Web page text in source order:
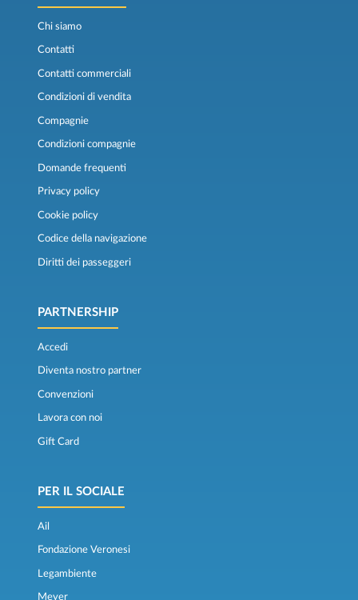
Chi siamo
Contatti
Contatti commerciali
Condizioni di vendita
Compagnie
Condizioni compagnie
Domande frequenti
Privacy policy
Cookie policy
Codice della navigazione
Diritti dei passeggeri
PARTNERSHIP
Accedi
Diventa nostro partner
Convenzioni
Lavora con noi
Gift Card
PER IL SOCIALE
Ail
Fondazione Veronesi
Legambiente
Meyer